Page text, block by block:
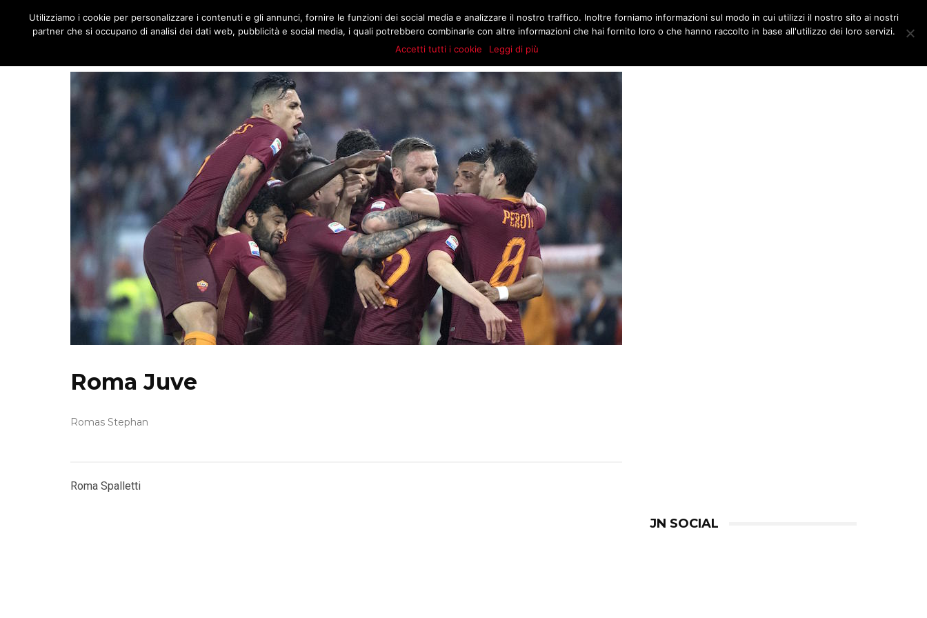
MENU JNOTIZIE.COM MATCH BUZZ MARKT STORIE EDITORIALI MULTIMEDIA
Roma Juve
Romas Stephan
Roma Spalletti
JN SOCIAL
Utilizziamo i cookie per personalizzare i contenuti e gli annunci, fornire le funzioni dei social media e analizzare il nostro traffico. Inoltre forniamo informazioni sul modo in cui utilizzi il nostro sito ai nostri
partner che si occupano di analisi dei dati web, pubblicità e social media, i quali potrebbero combinarle con altre informazioni che hai fornito loro o che hanno raccolto in base all'utilizzo dei loro servizi.
Accetti tutti i cookie
Leggi di più